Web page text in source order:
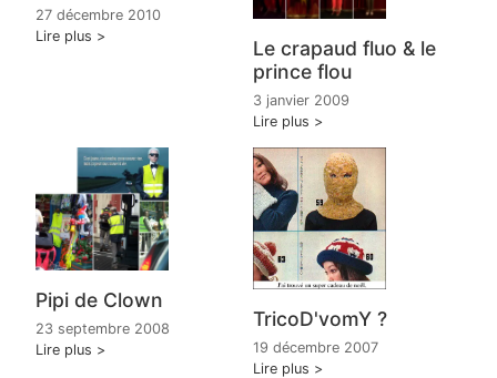
27 décembre 2010
Lire plus
Le crapaud fluo & le
prince flou
3 janvier 2009
Lire plus
Pipi de Clown
23 septembre 2008
Lire plus
TricoD'vomY ?
19 décembre 2007
Lire plus